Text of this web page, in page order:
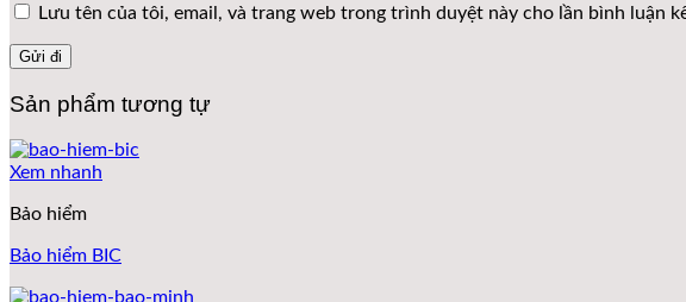
Lưu tên của tôi, email, và trang web trong trình duyệt này cho lần bình luận
Sản phẩm tương tự
Xem nhanh
Bảo hiểm
Bảo hiểm BIC